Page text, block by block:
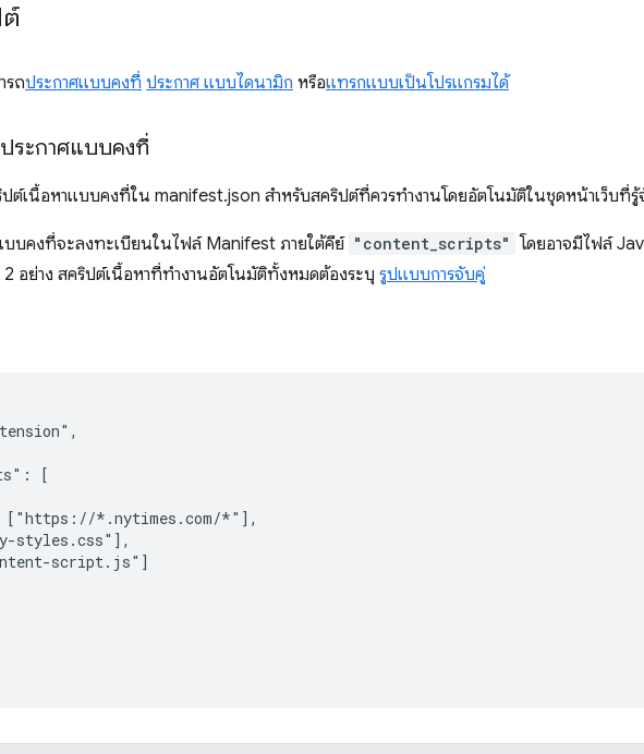
รถประกาศแบบคงที่ ประกาศ แบบไดนามิก หรือแทรกแบบเป็นโปรแกรมได้
ระกาศแบบคงที่
ปต์เนื้อหาแบบคงที่ใน manifest.json สำหรับสคริปต์ที่ควรทำงานโดยอัตโนมัติในชุดหน้าเว็บที่
บบคงที่จะลงทะเบียนในไฟล์ Manifest ภายใต้คีย์ "content_scripts" โดยอาจมีไฟล์
อย่าง สคริปต์เนื้อหาที่ทำงานอัตโนมัติทั้งหมดต้องระบุ รูปแบบการจับคู่
[
*.nytimes.com/*"],
styles.css"],
script.js"]